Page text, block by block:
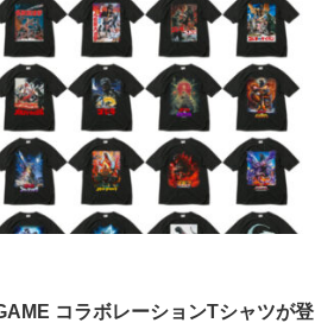
コラボレーションTシャツが登